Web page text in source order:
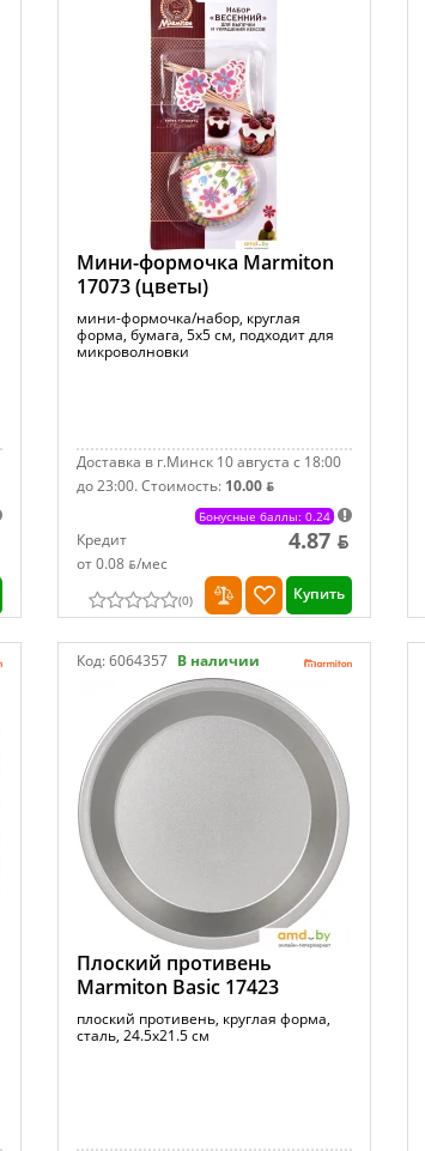
Мини-формочка Marmiton
17073 (цветы)
мини-формочка/набор, круглая
форма, бумага, 5x5 см, подходит для
микроволновки
Доставка в г.Минск 10 августа с 18:00
до 23:00.Стоимость: 10.00 ƃ
Бонусные баллы: 0.24
Кредит
от 0.08 ƃ/мec
4.87 ƃ
(0) Купить
Код:6064357 В наличии
Плоский противень
Marmiton Basic 17423
плоский противень, круглая форма,
сталь, 24.5x21.5 см